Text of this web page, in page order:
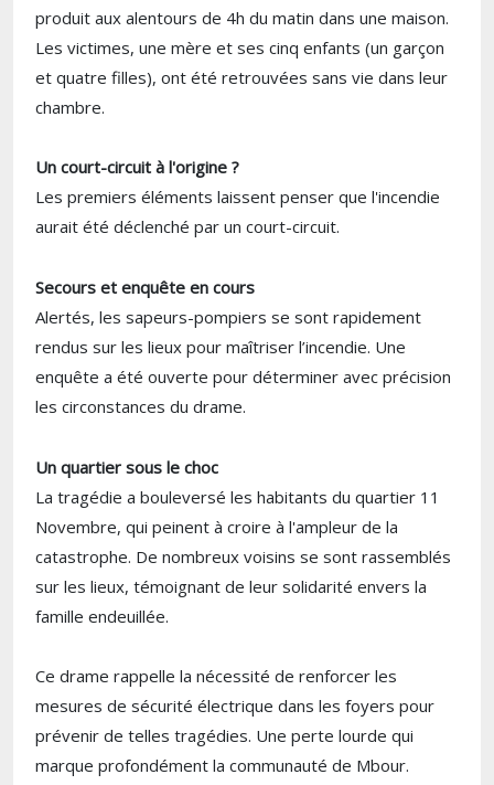
produit aux alentours de 4h du matin dans une maison.
Les victimes, une mère et ses cinq enfants (un garçon
et quatre filles), ont été retrouvées sans vie dans leur
chambre.
Un court-circuit à l'origine ?
Les premiers éléments laissent penser que l'incendie
aurait été déclenché par un court-circuit.
Secours et enquête en cours
Alertés, les sapeurs-pompiers se sont rapidement
rendus sur les lieux pour maîtriser l’incendie. Une
enquête a été ouverte pour déterminer avec précision
les circonstances du drame.
Un quartier sous le choc
La tragédie a bouleversé les habitants du quartier 11
Novembre, qui peinent à croire à l'ampleur de la
catastrophe. De nombreux voisins se sont rassemblés
sur les lieux, témoignant de leur solidarité envers la
famille endeuillée.
Ce drame rappelle la nécessité de renforcer les
mesures de sécurité électrique dans les foyers pour
prévenir de telles tragédies. Une perte lourde qui
marque profondément la communauté de Mbour.